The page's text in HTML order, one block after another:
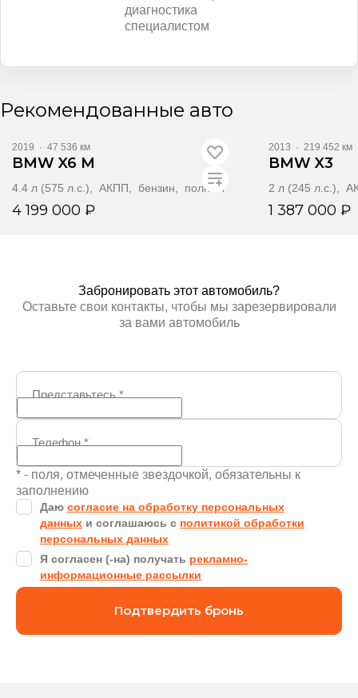
диагностика
специалистом
Рекомендованные авто
2019 · 47 536 км
BMW X6 M
4.4 л (575 л.с.), АКПП, бензин, полный
4 199 000 ₽
2013 · 219 452 км
BMW X3
2 л (245 л.с.),
1 387 000 ₽
Забронировать этот автомобиль?
Оставьте свои контакты, чтобы мы зарезервировали
за вами автомобиль
Представьтесь*
Телефон*
* - поля, отмеченные звездочкой, обязательны к
заполнению
Даю согласие на обработку персональных
данных и соглашаюсь с политикой обработки
персональных данных
Я согласен (-на) получать рекламно-
информационные рассылки
Подтвердить бронь